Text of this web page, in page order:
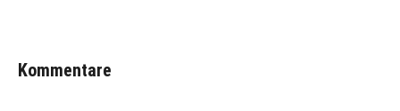
Kommentare